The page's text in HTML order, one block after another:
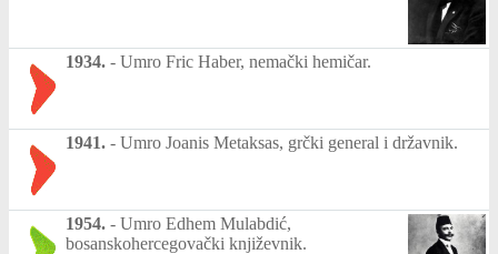
1934. - Umro Fric Haber, nemački hemičar.
1941. - Umro Joanis Metaksas, grčki general i državnik.
1954. - Umro Edhem Mulabdić,
bosanskohercegovački književnik.